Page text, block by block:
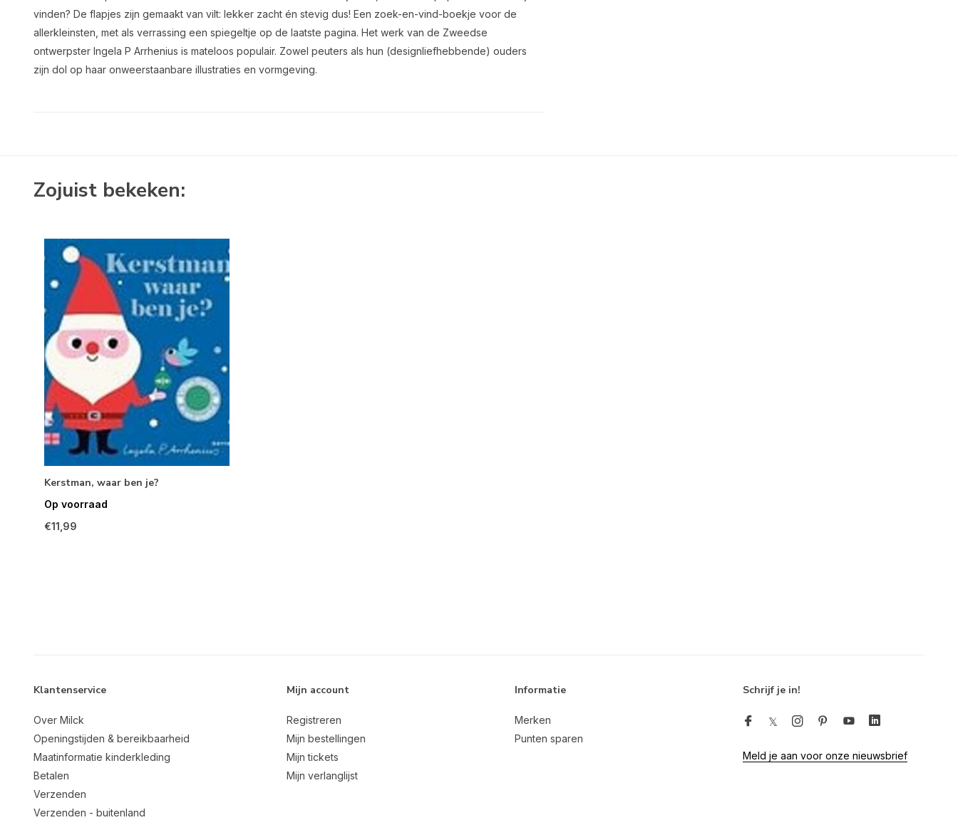
vinden? De flapjes zijn gemaakt van vilt: lekker zacht én stevig dus! Een zoek-en-vind-boekje voor de
allerkleinsten, met als verrassing een spiegeltje op de laatste pagina. Het werk van de Zweedse
ontwerpster Ingela P Arrhenius is mateloos populair. Zowel peuters als hun (designliefhebbende) ouders
zijn dol op haar onweerstaanbare illustraties en vormgeving.
Zojuist bekeken:
Kerstman, waar ben je?
Op voorraad
€11,99
Klantenservice
Over Milck
Openingstijden & bereikbaarheid
Maatinformatie kinderkleding
Betalen
Verzenden
Verzenden - buitenland
Mijn account
Registreren
Mijn bestellingen
Mijn tickets
Mijn verlanglijst
Informatie
Merken
Punten sparen
Schrijf je in!
Meld je aan voor onze nieuwsbrief